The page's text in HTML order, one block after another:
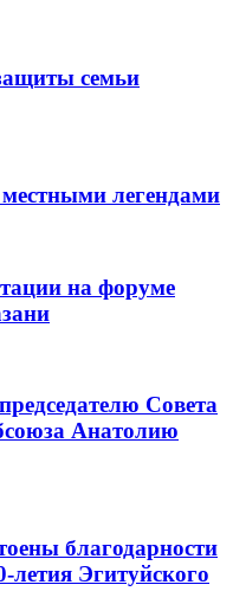
семьи
легендами
на форуме
Совета
Анатолию
благодарности
летия Эгитуйского